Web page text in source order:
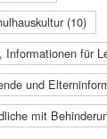
(10)
Informationen für
und
mit